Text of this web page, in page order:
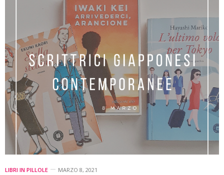
LIBRI IN PILLOLE MARZO 8, 2021